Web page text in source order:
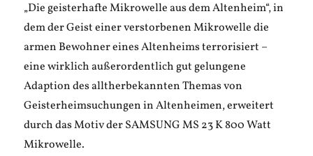
„Die geisterhafte Mikrowelle aus dem Altenheim“, in
dem der Geist einer verstorbenen Mikrowelle die
armen Bewohner eines Altenheims terrorisiert –
eine wirklich außerordentlich gut gelungene
Adaption des alltherbekannten Themas von
Geisterheimsuchungen in Altenheimen, erweitert
durch das Motiv der SAMSUNG MS 23 K 800 Watt
Mikrowelle.